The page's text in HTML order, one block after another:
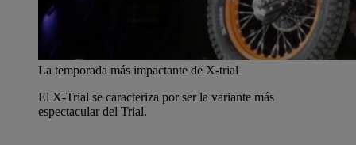
La temporada más impactante de X-trial
El X-Trial se caracteriza por ser la variante más
espectacular del Trial.